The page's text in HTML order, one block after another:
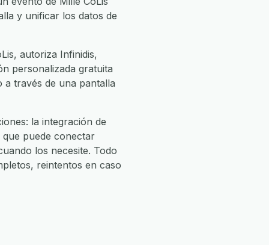
y unificar los datos de
autoriza Infinidis,
personalizada gratuita
través de una pantalla
la integración de
puede conectar
los necesite. Todo
reintentos en caso